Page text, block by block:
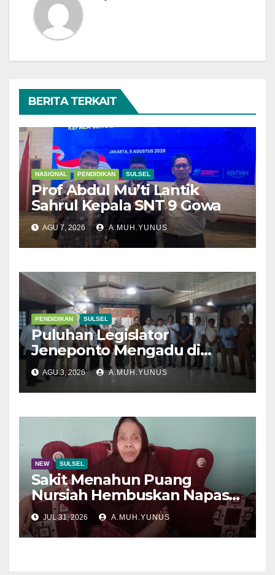
BERITA TERKAIT
NASIONAL PENDIDIKAN SULSEL
Prof Abdul Mu’ti Lantik
Sahrul Kepala SNT 9 Gowa
AGU 7, 2026 A.MUH.YUNUS
PENDIDIKAN SULSEL
Puluhan Legislator
Jeneponto Mengadu di
Disdik Sulsel
AGU 3, 2026 A.MUH.YUNUS
NEW SULSEL
Sakit Menahun Puang
Nursiah Hembuskan Napas
Terakhir
JUL 31, 2026 A.MUH.YUNUS